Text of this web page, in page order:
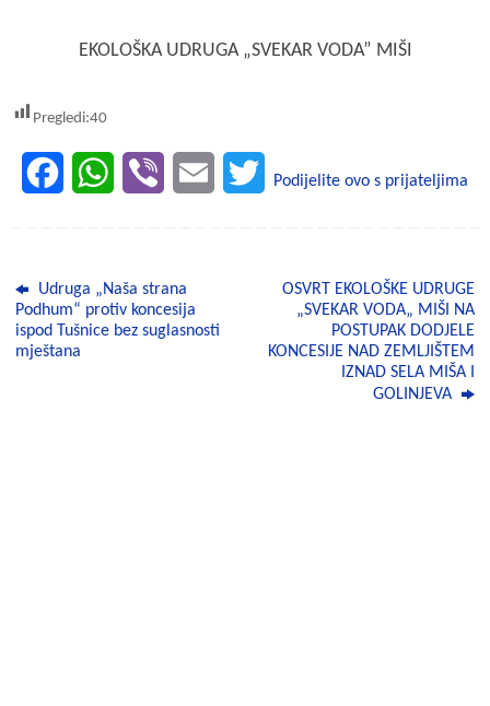
EKOLOŠKA UDRUGA „SVEKAR VODA” MIŠI
Pregledi:40
e
b
t
s
e
r l
Podijelite ovo s prijateljima
Udruga „Naša strana
Podhum“ protiv koncesija
ispod Tušnice bez suglasnosti
mještana
OSVRT EKOLOŠKE UDRUGE
„SVEKAR VODA„ MIŠI NA
POSTUPAK DODJELE
KONCESIJE NAD ZEMLJIŠTEM
IZNAD SELA MIŠA I
GOLINJEVA